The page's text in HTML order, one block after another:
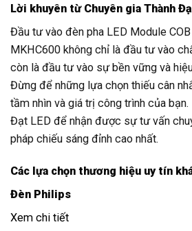
Lời khuyên từ Chuyên gia Thành
Đầu tư vào đèn pha LED Module
MKHC600 không chỉ là đầu tư vào
còn là đầu tư vào sự bền vững và
Đừng để những lựa chọn thiếu cân
tầm nhìn và giá trị công trình của
Đạt LED để nhận được sự tư vấn
pháp chiếu sáng đỉnh cao nhất.
Các lựa chọn thương hiệu uy tín
Đèn Philips
Xem chi tiết